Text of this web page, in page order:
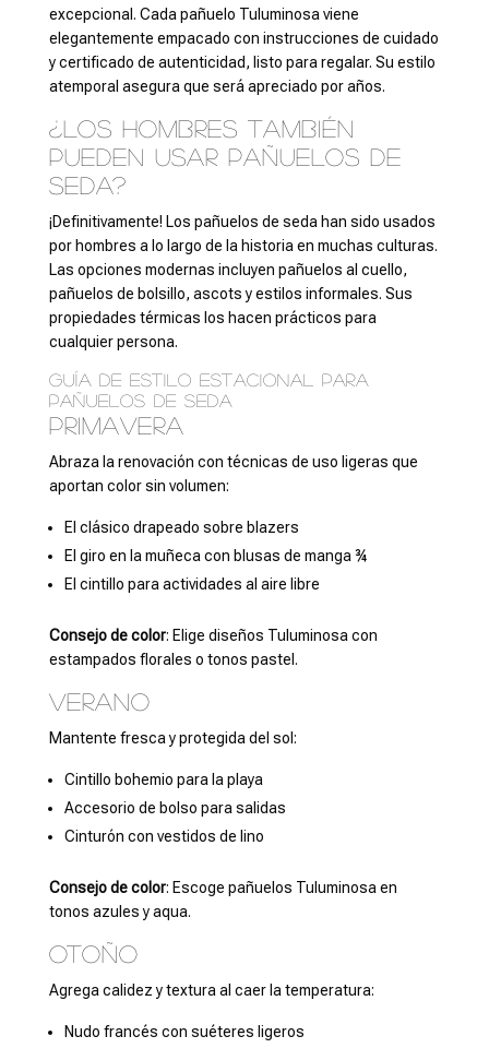
excepcional. Cada pañuelo Tuluminosa viene
elegantemente empacado con instrucciones de cuidado
y certificado de autenticidad, listo para regalar. Su estilo
atemporal asegura que será apreciado por años.
¿Los hombres también
pueden usar pañuelos de
seda?
¡Definitivamente! Los pañuelos de seda han sido usados
por hombres a lo largo de la historia en muchas culturas.
Las opciones modernas incluyen pañuelos al cuello,
pañuelos de bolsillo, ascots y estilos informales. Sus
propiedades térmicas los hacen prácticos para
cualquier persona.
Guía de estilo estacional para
pañuelos de seda
Primavera
Abraza la renovación con técnicas de uso ligeras que
aportan color sin volumen:
El clásico drapeado sobre blazers
El giro en la muñeca con blusas de manga ¾
El cintillo para actividades al aire libre
Consejo de color: Elige diseños Tuluminosa con
estampados florales o tonos pastel.
Verano
Mantente fresca y protegida del sol:
Cintillo bohemio para la playa
Accesorio de bolso para salidas
Cinturón con vestidos de lino
Consejo de color: Escoge pañuelos Tuluminosa en
tonos azules y aqua.
Otoño
Agrega calidez y textura al caer la temperatura:
Nudo francés con suéteres ligeros